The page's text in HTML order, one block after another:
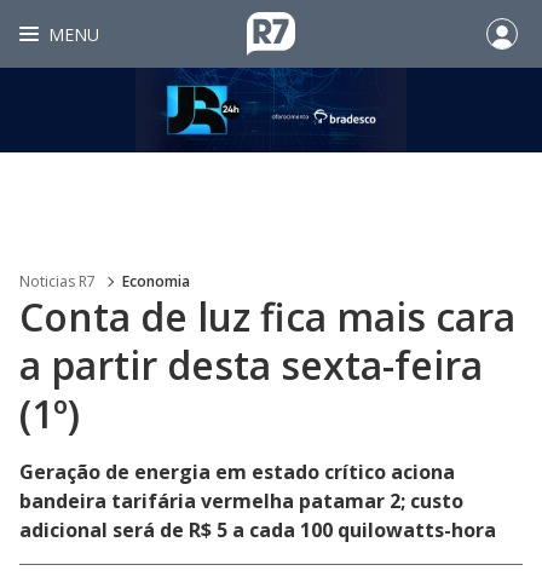
MENU
Noticias R7 Economia
Conta de luz fica mais cara
a partir desta sexta-feira
(1º)
Geração de energia em estado crítico aciona
bandeira tarifária vermelha patamar 2; custo
adicional será de R$ 5 a cada 100 quilowatts-hora